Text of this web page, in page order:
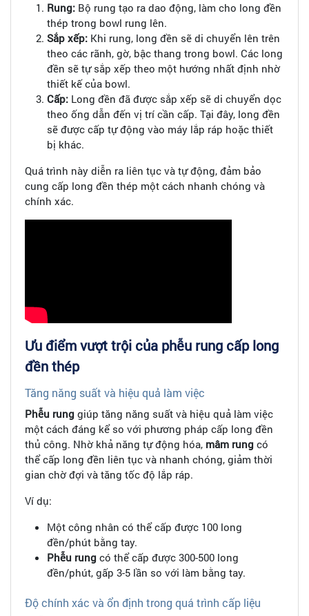
Rung: Bộ rung tạo ra dao động, làm cho long đền
thép trong bowl rung lên.
Sắp xếp: Khi rung, long đền sẽ di chuyển lên trên
theo các rãnh, gờ, bậc thang trong bowl. Các long
đền sẽ tự sắp xếp theo một hướng nhất định nhờ
thiết kế của bowl.
Cấp: Long đền đã được sắp xếp sẽ di chuyển dọc
theo ống dẫn đến vị trí cần cấp. Tại đây, long đền
sẽ được cấp tự động vào máy lắp ráp hoặc thiết
bị khác.
Quá trình này diễn ra liên tục và tự động, đảm bảo
cung cấp long đền thép một cách nhanh chóng và
chính xác.
Ưu điểm vượt trội của phễu rung cấp long
đền thép
Tăng năng suất và hiệu quả làm việc
Phễu rung giúp tăng năng suất và hiệu quả làm việc
một cách đáng kể so với phương pháp cấp long đền
thủ công. Nhờ khả năng tự động hóa, mâm rung có
thể cấp long đền liên tục và nhanh chóng, giảm thời
gian chờ đợi và tăng tốc độ lắp ráp.
Ví dụ:
Một công nhân có thể cấp được 100 long
đền/phút bằng tay.
Phễu rung có thể cấp được 300-500 long
đền/phút, gấp 3-5 lần so với làm bằng tay.
Độ chính xác và ổn định trong quá trình cấp liệu